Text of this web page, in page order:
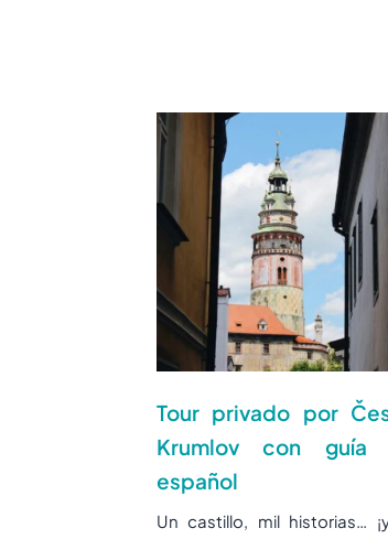
Tour privado por
Krumlov con guía
español
Un castillo, mil historias…